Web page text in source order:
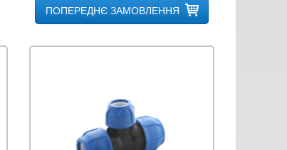
ПОПЕРЕДНЄ ЗАМОВЛЕННЯ